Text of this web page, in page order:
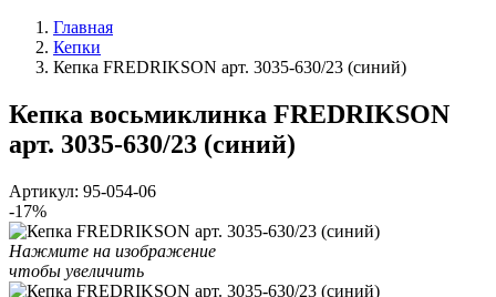
Главная
Кепки
Кепка FREDRIKSON арт. 3035-630/23 (синий)
Кепка восьмиклинка FREDRIKSON
арт. 3035-630/23 (синий)
Артикул: 95-054-06
-17%
Нажмите на изображение
чтобы увеличить